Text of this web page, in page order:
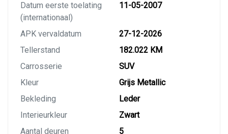
Datum eerste toelating
(internationaal)
11-05-2007
APK vervaldatum
27-12-2026
Tellerstand
182.022 KM
Carrosserie
SUV
Kleur
Grijs Metallic
Bekleding
Leder
Interieurkleur
Zwart
Aantal deuren
5